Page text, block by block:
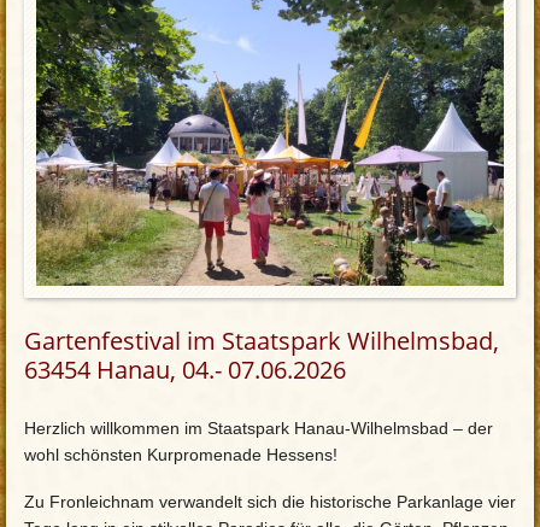
Gartenfestival im Staatspark Wilhelmsbad,
63454 Hanau, 04.- 07.06.2026
Herzlich willkommen im Staatspark Hanau-Wilhelmsbad – der
wohl schönsten Kurpromenade Hessens!
Zu Fronleichnam verwandelt sich die historische Parkanlage vier